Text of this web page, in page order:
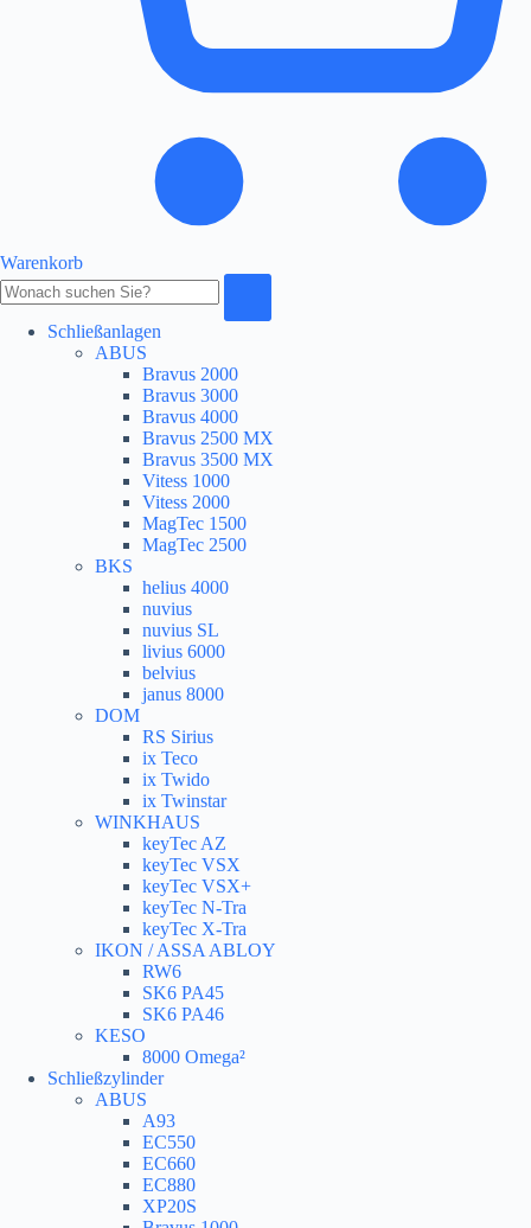
Warenkorb
Produkte
durchsuchen
Schließanlagen
ABUS
Bravus 2000
Bravus 3000
Bravus 4000
Bravus 2500 MX
Bravus 3500 MX
Vitess 1000
Vitess 2000
MagTec 1500
MagTec 2500
BKS
helius 4000
nuvius
nuvius SL
livius 6000
belvius
janus 8000
DOM
RS Sirius
ix Teco
ix Twido
ix Twinstar
WINKHAUS
keyTec AZ
keyTec VSX
keyTec VSX+
keyTec N-Tra
keyTec X-Tra
IKON / ASSA ABLOY
RW6
SK6 PA45
SK6 PA46
KESO
8000 Omega²
Schließzylinder
ABUS
A93
EC550
EC660
EC880
XP20S